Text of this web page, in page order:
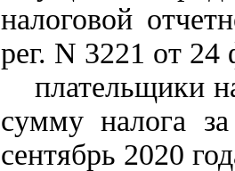
налоговой
рег. N 3221 от 24
плательщики
сумму налога
сентябрь 2020